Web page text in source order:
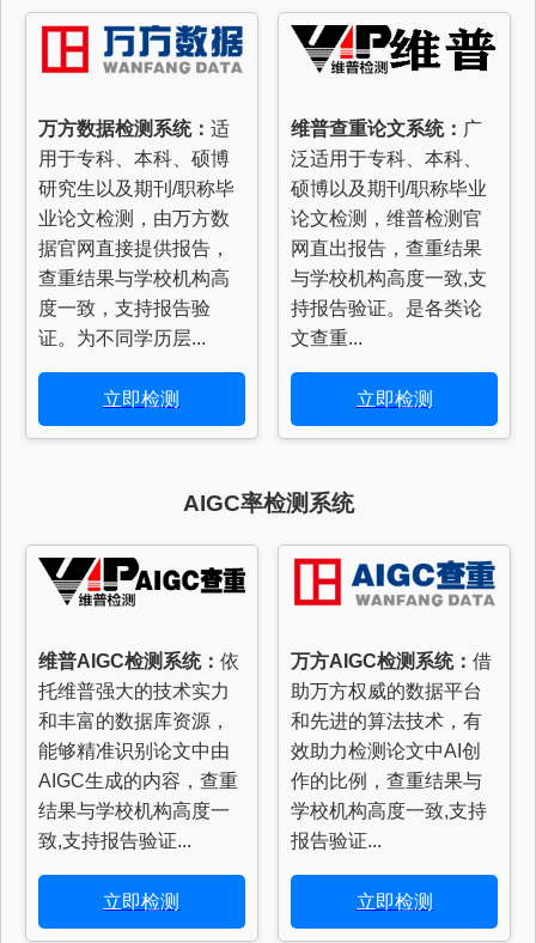
万方数据检测系统： 适
用于专科、本科、硕博
研究生以及期刊/职称毕
业论文检测，由万方数
据官网直接提供报告，
查重结果与学校机构高
度一致，支持报告验
证。为不同学历层...
立即检测
维普查重论文系统： 广
泛适用于专科、本科、
硕博以及期刊/职称毕业
论文检测，维普检测官
网直出报告，查重结果
与学校机构高度一致,支
持报告验证。是各类论
文查重...
立即检测
AIGC率检测系统
维普AIGC检测系统： 依
托维普强大的技术实力
和丰富的数据库资源，
能够精准识别论文中由
AIGC生成的内容，查重
结果与学校机构高度一
致,支持报告验证...
立即检测
万方AIGC检测系统：借
助万方权威的数据平台
和先进的算法技术，有
效助力检测论文中AI创
作的比例，查重结果与
学校机构高度一致,支持
报告验证...
立即检测